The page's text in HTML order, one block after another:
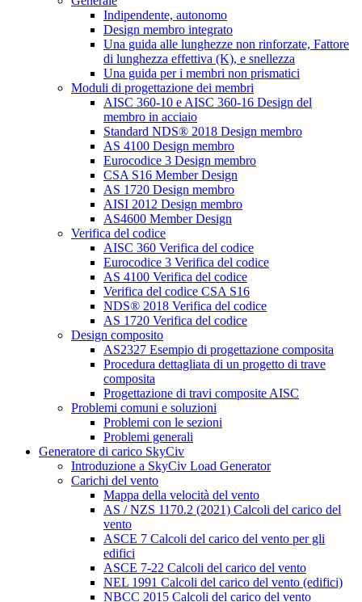
Indipendente, autonomo
Design membro integrato
Una guida alle lunghezze non rinforzate, Fattore
di lunghezza effettiva (K), e snellezza
Una guida per i membri non prismatici
Moduli di progettazione dei membri
AISC 360-10 e AISC 360-16 Design del
membro in acciaio
Standard NDS® 2018 Design membro
AS 4100 Design membro
Eurocodice 3 Design membro
CSA S16 Member Design
AS 1720 Design membro
AISI 2012 Design membro
AS4600 Member Design
Verifica del codice
AISC 360 Verifica del codice
Eurocodice 3 Verifica del codice
AS 4100 Verifica del codice
Verifica del codice CSA S16
NDS® 2018 Verifica del codice
AS 1720 Verifica del codice
Design composito
AS2327 Esempio di progettazione composita
Procedura dettagliata di un progetto di trave
composita
Progettazione di travi composite AISC
Problemi comuni e soluzioni
Problemi con le sezioni
Problemi generali
Generatore di carico SkyCiv
Introduzione a SkyCiv Load Generator
Carichi del vento
Mappa della velocità del vento
AS / NZS 1170.2 (2021) Calcoli del carico del
vento
ASCE 7 Calcoli del carico del vento per gli
edifici
ASCE 7-22 Calcoli del carico del vento
NEL 1991 Calcoli del carico del vento (edifici)
NBCC 2015 Calcoli del carico del vento